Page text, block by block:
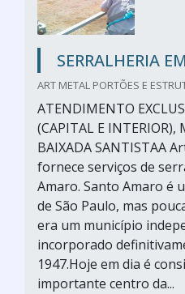
SERRALHERIA
ART METAL PORTÕES E
ATENDIMENTO
(CAPITAL E INTERIOR),
BAIXADA SANTISTAA
fornece serviços de
Amaro. Santo Amaro é
de São Paulo, mas
era um município
incorporado
1947.Hoje em dia é
importante centro da...